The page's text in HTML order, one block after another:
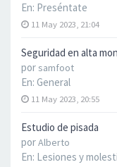
En: Preséntate
11 May 2023, 21:04
Seguridad en alta
por samfoot
En: General
11 May 2023, 20:55
Estudio de pisada
porAlberto
En: Lesiones y